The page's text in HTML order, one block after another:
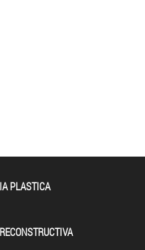
PLASTICA